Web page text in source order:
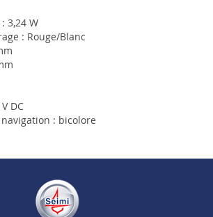
3,24 W
: Rouge/Blanc
DC
: bicolore